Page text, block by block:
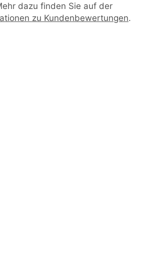
dazu finden Sie auf der
zu Kundenbewertungen.